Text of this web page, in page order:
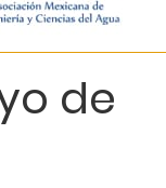
de